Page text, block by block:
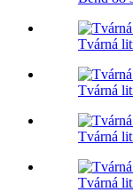
Tvárná
Tvárná
Tvárná
Tvárná